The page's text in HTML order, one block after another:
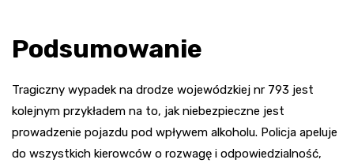
Podsumowanie
Tragiczny wypadek na drodze wojewódzkiej nr 793 jest
kolejnym przykładem na to, jak niebezpieczne jest
prowadzenie pojazdu pod wpływem alkoholu. Policja apeluje
do wszystkich kierowców o rozwagę i odpowiedzialność,